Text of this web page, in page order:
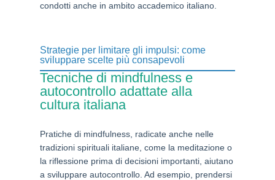
condotti anche in ambito accademico italiano.
Strategie per limitare gli impulsi: come
sviluppare scelte più consapevoli
Tecniche di mindfulness e
autocontrollo adattate alla
cultura italiana
Pratiche di mindfulness, radicate anche nelle
tradizioni spirituali italiane, come la meditazione o
la riflessione prima di decisioni importanti, aiutano
a sviluppare autocontrollo. Ad esempio, prendersi